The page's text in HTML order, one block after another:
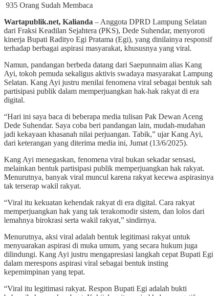
935 Orang Sudah Membaca
Wartapublik.net, Kalianda – Anggota DPRD Lampung Selatan
dari Fraksi Keadilan Sejahtera (PKS), Dede Suhendar, menyoroti
kinerja Bupati Radityo Egi Pratama (Egi), yang dinilainya responsif
terhadap berbagai aspirasi masyarakat, khususnya yang viral.
Namun, pandangan berbeda datang dari Saepunnaim alias Kang
Ayi, tokoh pemuda sekaligus aktivis swadaya masyarakat Lampung
Selatan. Kang Ayi justru menilai fenomena viral sebagai bentuk sah
partisipasi publik dalam memperjuangkan hak-hak rakyat di era
digital.
“Hari ini saya baca di beberapa media tulisan Pak Dewan Aceng
Dede Suhendar. Saya coba beri pandangan lain, mudah-mudahan
jadi kekayaan khasanah nilai perjuangan. Tabik,” ujar Kang Ayi,
dari keterangan yang diterima media ini, Jumat (13/6/2025).
Kang Ayi menegaskan, fenomena viral bukan sekadar sensasi,
melainkan bentuk partisipasi publik memperjuangkan hak rakyat.
Menurutnya, banyak viral muncul karena rakyat kecewa aspirasinya
tak terserap wakil rakyat.
“Viral itu kekuatan kehendak rakyat di era digital. Cara rakyat
memperjuangkan hak yang tak terakomodir sistem, dan lolos dari
lemahnya birokrasi serta wakil rakyat,” sindirnya.
Menurutnya, aksi viral adalah bentuk legitimasi rakyat untuk
menyuarakan aspirasi di muka umum, yang secara hukum juga
dilindungi. Kang Ayi justru mengapresiasi langkah cepat Bupati Egi
dalam merespons aspirasi viral sebagai bentuk insting
kepemimpinan yang tepat.
“Viral itu legitimasi rakyat. Respon Bupati Egi adalah bukti